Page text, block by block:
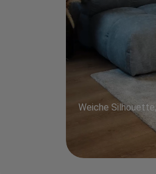
Weiche